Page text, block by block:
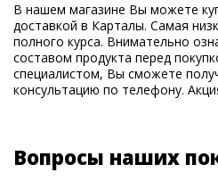
В нашем магазине Вы можете
доставкой в Карталы. Самая
полного курса. Внимательно
составом продукта перед
специалистом, Вы сможете
консультацию по телефону.
Вопросы наших